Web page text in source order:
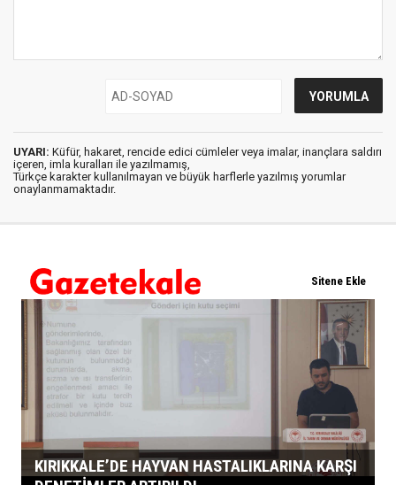
UYARI: Küfür, hakaret, rencide edici cümleler veya imalar, inançlara saldırı
içeren, imla kuralları ile yazılmamış,
Türkçe karakter kullanılmayan ve büyük harflerle yazılmış yorumlar
onaylanmamaktadır.